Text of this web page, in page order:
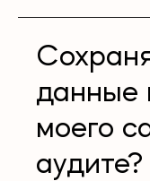
данные
моего
аудите?